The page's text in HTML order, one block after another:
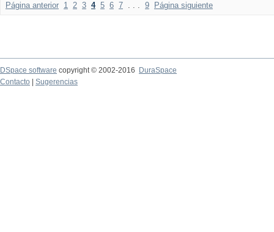
Página anterior 1 2 3 4 5 6 7 . . . 9 Página siguiente
DSpace software copyright © 2002-2016
DuraSpace
Contacto
Sugerencias